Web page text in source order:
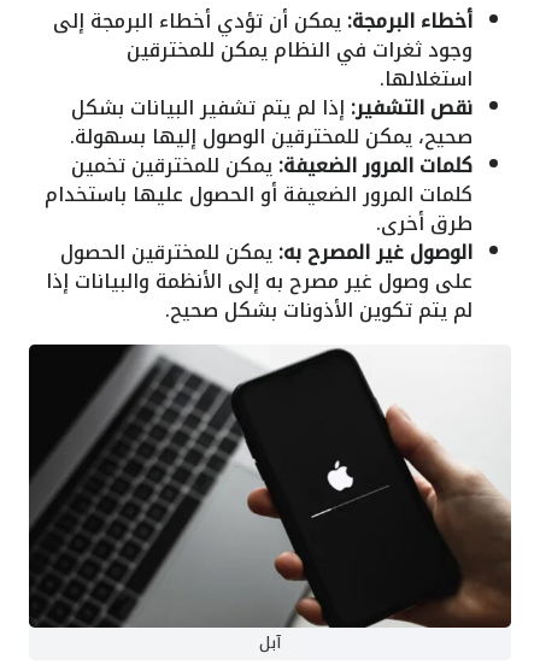
أخطاء البرمجة:يمكن أن تؤدي أخطاء البرمجة إلى
وجود ثغرات في النظام يمكن للمخترقين
استغلالها.
نقص التشفير: إذا لم يتم تشفير البيانات بشكل
صحيح، يمكن للمخترقين الوصول إليها بسهولة.
كلمات المرور الضعيفة:يمكن للمخترقين تخمين
كلمات المرور الضعيفة أو الحصول عليها باستخدام
طرق أخرى.
الوصول غير المصرح به:يمكن للمخترقين الحصول
على وصول غير مصرح به إلى الأنظمة والبيانات إذا
لم يتم تكوين الأذونات بشكل صحيح.
آبل